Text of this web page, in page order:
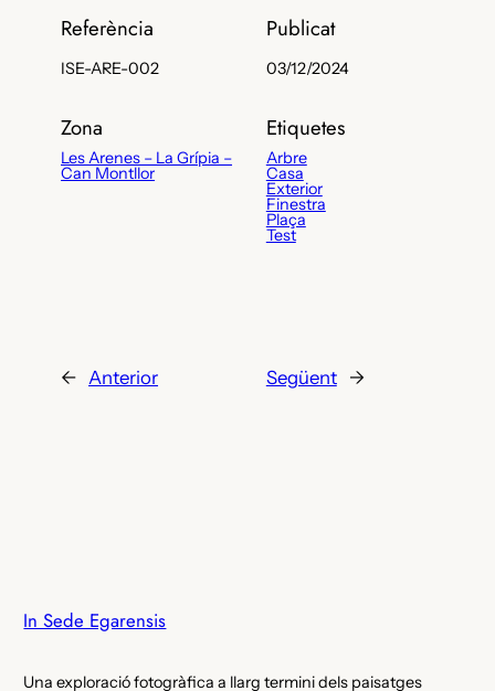
Referència
ISE-ARE-002
Zona
Les Arenes – La Grípia –
Can Montllor
Publicat
03/12/2024
Etiquetes
Arbre
Casa
Exterior
Finestra
Plaça
Test
← Anterior Següent →
In Sede Egarensis
Una exploració fotogràfica a llarg termini dels paisatges